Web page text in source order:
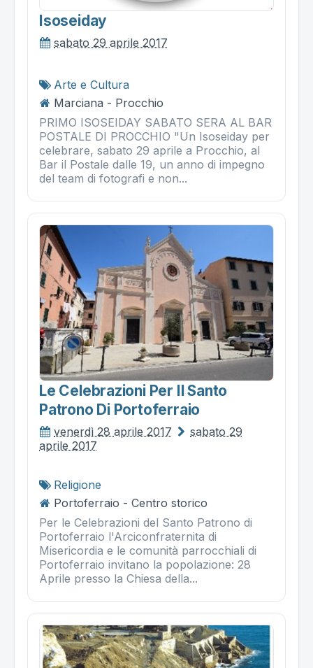
Isoseiday
sabato 29 aprile 2017
Arte e Cultura
Marciana - Procchio
PRIMO ISOSEIDAY SABATO SERA AL BAR
POSTALE DI PROCCHIO "Un Isoseiday per
celebrare, sabato 29 aprile a Procchio, al
Bar il Postale dalle 19, un anno di impegno
del team di fotografi e non...
Le Celebrazioni Per Il Santo
Patrono Di Portoferraio
venerdì 28 aprile 2017
sabato 29
aprile 2017
Religione
Portoferraio - Centro storico
Per le Celebrazioni del Santo Patrono di
Portoferraio l'Arciconfraternita di
Misericordia e le comunità parrocchiali di
Portoferraio invitano la popolazione: 28
Aprile presso la Chiesa della...